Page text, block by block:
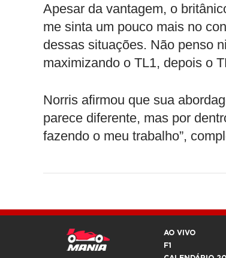
Apesar da vantagem, o
me sinta um pouco mais no
dessas situações. Não penso
maximizando o TL1, depois o
Norris afirmou que sua
parece diferente, mas por
fazendo o meu trabalho”,
AO VIVO
F1